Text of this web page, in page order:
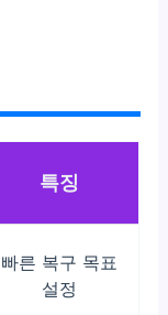
특징
빠른 복구 목표
설정